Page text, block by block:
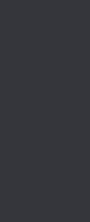
ЦЕНТР
УЛ.